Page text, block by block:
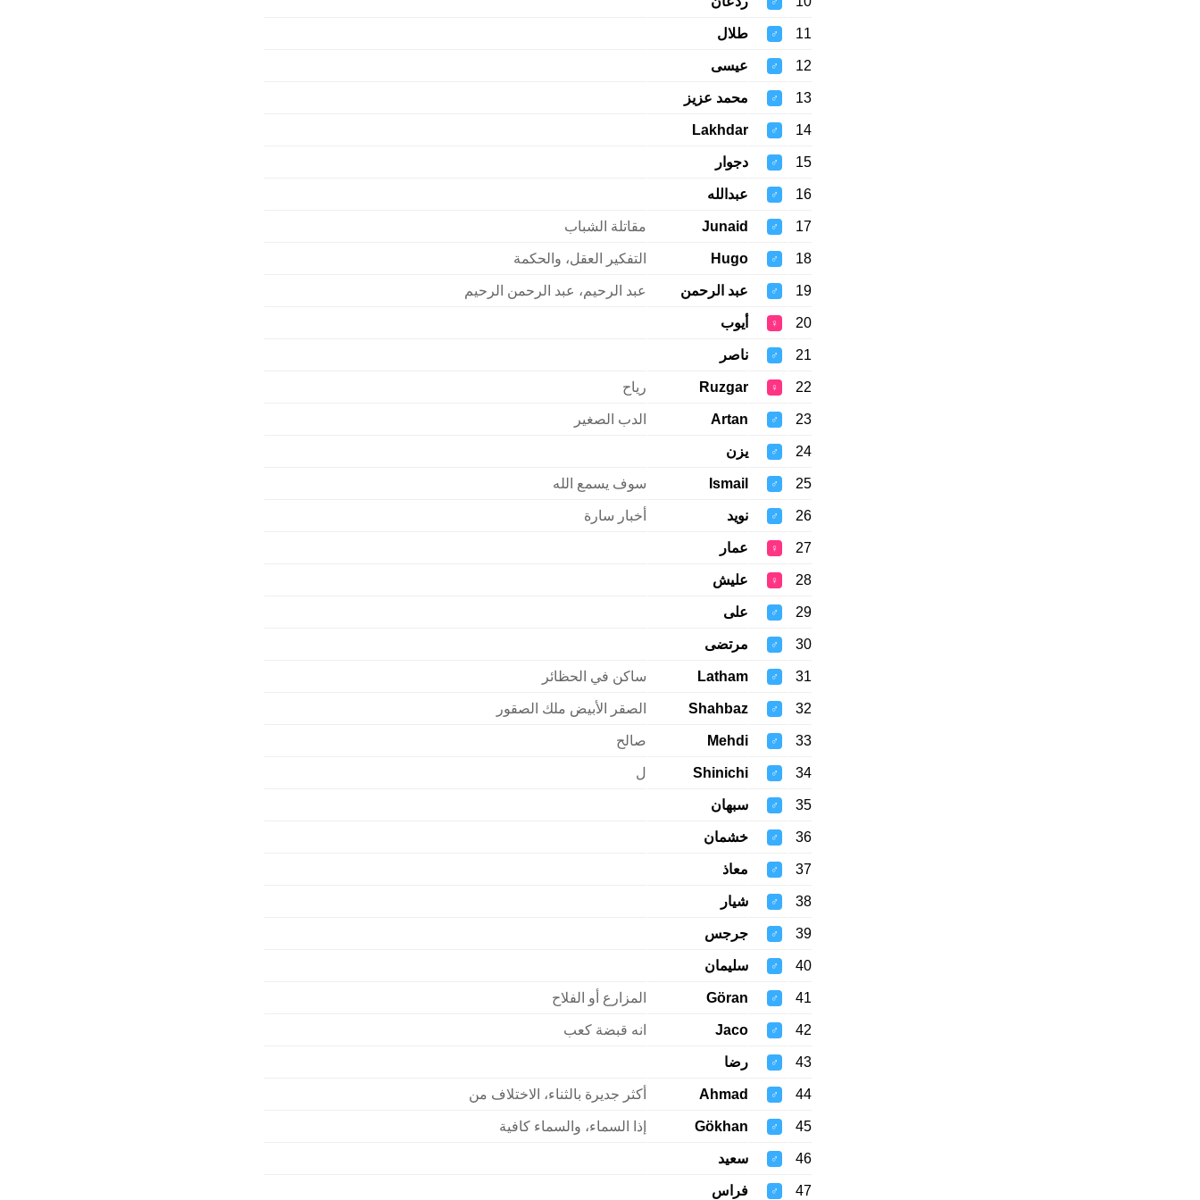
11
♂ طلال
12
♂ عيسى
13
♂ محمد عزيز
14
♂
Lakhdar
15
♂ دجوار
16
♂ عبدالله
17
♂
Junaid مقاتلة الشباب
18
♂
Hugo التفكير العقل، والحكمة
19
♂ عبد الرحمن عبد الرحيم، عبد الرحمن الرحيم
20
♀ أيوب
21
♂ ناصر
22
♀
Ruzgar رياح
23
♂
Artan الدب الصغير
24
♂ يزن
25
♂
Ismail سوف يسمع الله
26
♂ نويد أخبار سارة
27
♀ عمار
28
♀ عليش
29
♂ على
30
♂ مرتضى
31
♂
Latham ساكن في الحظائر
32
♂
Shahbaz الصقر الأبيض ملك الصقور
33
♂
Mehdi صالح
34
♂
Shinichi ل
35
♂ سبهان
36
♂ خشمان
37
♂ معاذ
38
♂ شيار
39
♂ جرجس
40
♂ سليمان
41
♂
Göran المزارع أو الفلاح
42
♂
Jaco انه قبضة كعب
43
♂ رضا
44
♂
Ahmad أكثر جديرة بالثناء، الاختلاف من
45
♂
Gökhan إذا السماء، والسماء كافية
46
♂ سعيد
47
♂ فراس